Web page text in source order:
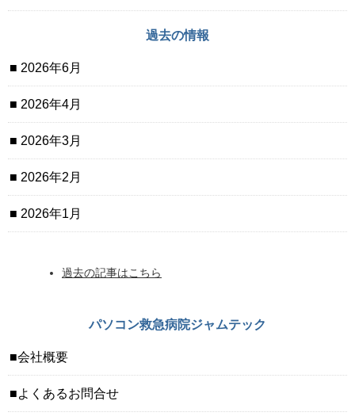
過去の情報
2026年6月
2026年4月
2026年3月
2026年2月
2026年1月
過去の記事はこちら
パソコン救急病院ジャムテック
会社概要
よくあるお問合せ